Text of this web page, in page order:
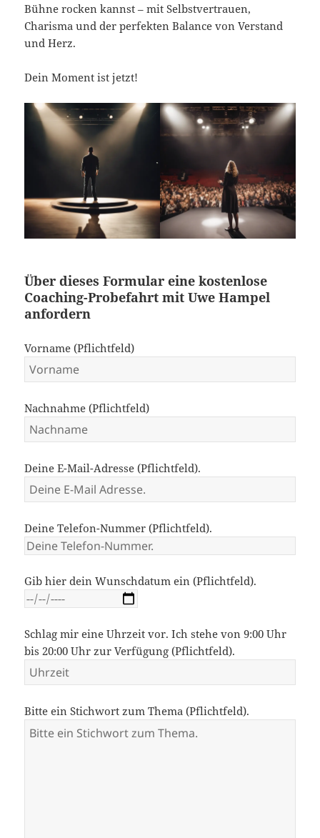
Bühne rocken kannst – mit Selbstvertrauen,
Charisma und der perfekten Balance von Verstand
und Herz.
Dein Moment ist jetzt!
Über dieses Formular eine kostenlose
Coaching-Probefahrt mit Uwe Hampel
anfordern
Vorname (Pflichtfeld)
Nachnahme (Pflichtfeld)
Deine E-Mail-Adresse (Pflichtfeld).
Deine Telefon-Nummer (Pflichtfeld).
Gib hier dein Wunschdatum ein (Pflichtfeld).
Schlag mir eine Uhrzeit vor. Ich stehe von 9:00 Uhr
bis 20:00 Uhr zur Verfügung (Pflichtfeld).
Bitte ein Stichwort zum Thema (Pflichtfeld).